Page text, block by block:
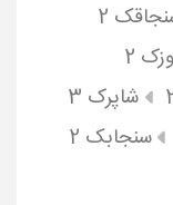
2
2
شاپرک 3
سنجابک 2